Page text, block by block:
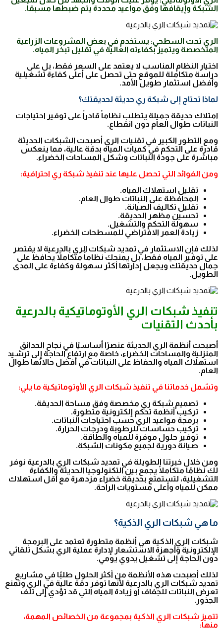
الشبكة وإيقافها وفق مواعيد محددة يتم ضبطها مسبقاً.
الري تحت السطحي: يستخدم في بعض المشروعات الزراعية
المتخصصة ويتميز بكفاءته العالية في تقليل تبخر المياه.
اختيار النظام المناسب لا يعتمد على السعر فقط، بل على
دراسة متكاملة للموقع حتى تحصل على أعلى كفاءة تشغيلية
وأفضل استثمار طويل الأمد.
لماذا تحتاج إلى شبكة ري حديثة لحديقتك؟
امتلاك حديقة جميلة يتطلب نظاماً قادراً على توفير احتياجات
النباتات طوال العام دون انقطاع.
ومع التطور الكبير في تقنيات الري أصبحت الشبكات الحديثة
قادرة على التحكم في كميات المياه بدقة عالية، مما ينعكس
مباشرة على جودة النباتات وشكل المساحات الخضراء.
ومن الفوائد التي تحصل عليها عند تنفيذ شبكة ري احترافية:
تقليل استهلاك المياه.
المحافظة على النباتات طوال العام.
تقليل تكاليف الصيانة.
تحسين مظهر الحديقة.
سهولة التحكم والتشغيل.
زيادة العمر الافتراضي للمسطحات الخضراء.
لذلك فإن الاستثمار في تمديد شبكات الري بالدرعية لا يقتصر
على توفير المياه فقط، بل يمنحك نظاماً متكاملاً يحافظ على
جمال حديقتك ويجعل إدارتها أكثر سهولة وكفاءة على المدى
الطويل.
تنفيذ شبكات الري الأوتوماتيكية بالدرعية
بأحدث التقنيات
أصبحت أنظمة الري الحديثة عنصرًا أساسيًا في نجاح الحدائق
المنزلية والمساحات الخضراء، خاصة مع ارتفاع الحاجة إلى ترشيد
استهلاك المياه والحفاظ على النباتات في أفضل حالاتها طوال
العام.
وتشمل خدماتنا في تنفيذ شبكات الري الأوتوماتيكية ما يلي:
تصميم شبكة ري مخصصة وفق مساحة الحديقة.
تركيب أنظمة تحكم إلكترونية متطورة.
برمجة مواعيد الري حسب احتياجات النباتات.
تركيب حساسات للرطوبة ودرجات الحرارة.
توفير حلول موفرة للمياه والطاقة.
صيانة دورية لجميع مكونات الشبكة.
ومن خلال خبرتنا الطويلة في تمديد شبكات الري بالدرعية نوفر
لك نظامًا متكاملًا يجمع بين التكنولوجيا الحديثة والكفاءة
التشغيلية، لتستمتع بحديقة خضراء مزدهرة مع أقل استهلاك
ممكن للمياه وأعلى مستويات الراحة.
ما هي شبكات الري الذكية؟
شبكات الري الذكية هي أنظمة متطورة تعتمد على البرمجة
الإلكترونية وأجهزة الاستشعار لإدارة عملية الري بشكل تلقائي
دون الحاجة إلى تشغيل يدوي يومي.
لذلك أصبحت هذه الأنظمة من أكثر الحلول طلبًا في مشاريع
تمديد شبكات الري بالدرعية لأنها توفر دقة عالية في الري وتمنع
تعرض النباتات للجفاف أو زيادة المياه التي قد تؤدي إلى تلف
الجذور.
تتميز شبكات الري الذكية بمجموعة من الخصائص المهمة،
منها: